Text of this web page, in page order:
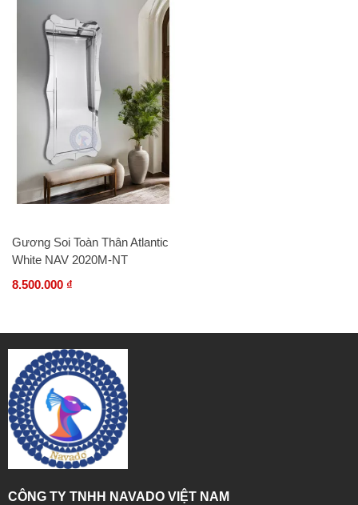
Gương Soi Toàn Thân Atlantic
White NAV 2020M-NT
8.500.000 ₫
CÔNG TY TNHH NAVADO VIỆT NAM